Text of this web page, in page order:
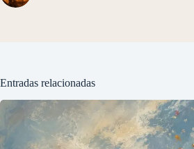
Entradas relacionadas